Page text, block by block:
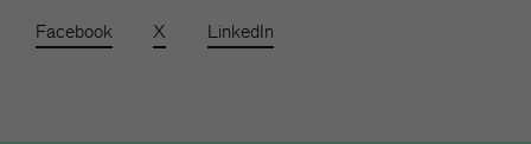
Facebook X LinkedIn